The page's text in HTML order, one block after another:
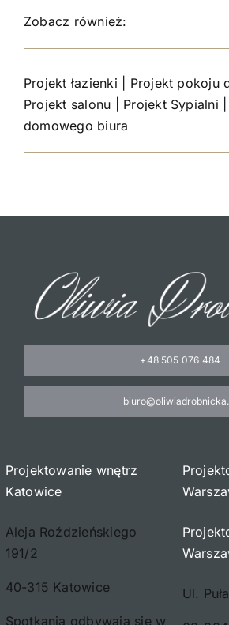
Zobacz również:
Projekt łazienki Projekt pokoju
Projekt salonu
Projekt Sypialni
domowego biura
+48 505 076 484
Projektowanie wnętrz
Katowice
Aleja Roździeńskiego
191/2
40-315 Katowice
Spotkania odbywają się w
Ul.